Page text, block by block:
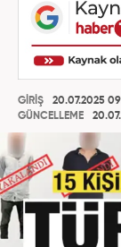
GİRİŞ
20.07.2025
GÜNCELLEME